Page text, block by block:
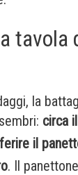
tavola
la
circa
il
. Il